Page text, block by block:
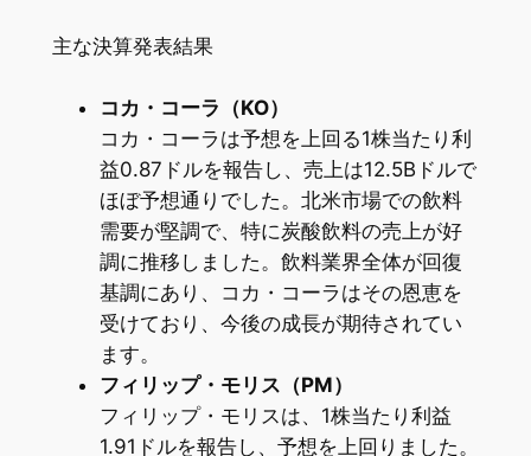
主な決算発表結果
コカ・コーラ（KO）
コカ・コーラは予想を上回る1株当たり利
益0.87ドルを報告し、売上は12.5Bドルで
ほぼ予想通りでした。北米市場での飲料
需要が堅調で、特に炭酸飲料の売上が好
調に推移しました。飲料業界全体が回復
基調にあり、コカ・コーラはその恩恵を
受けており、今後の成長が期待されてい
ます。
フィリップ・モリス（PM）
フィリップ・モリスは、1株当たり利益
1.91ドルを報告し、予想を上回りました。